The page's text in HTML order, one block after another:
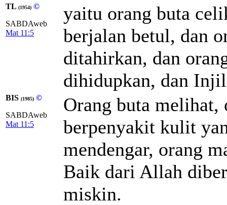
TL (1954) ©
SABDAweb
Mat 11:5
yaitu orang buta
berjalan betul, dan
ditahirkan, dan
dihidupkan, dan
BIS (1985) ©
SABDAweb
Mat 11:5
Orang buta melihat,
berpenyakit kulit
mendengar, orang
Baik dari Allah
miskin.